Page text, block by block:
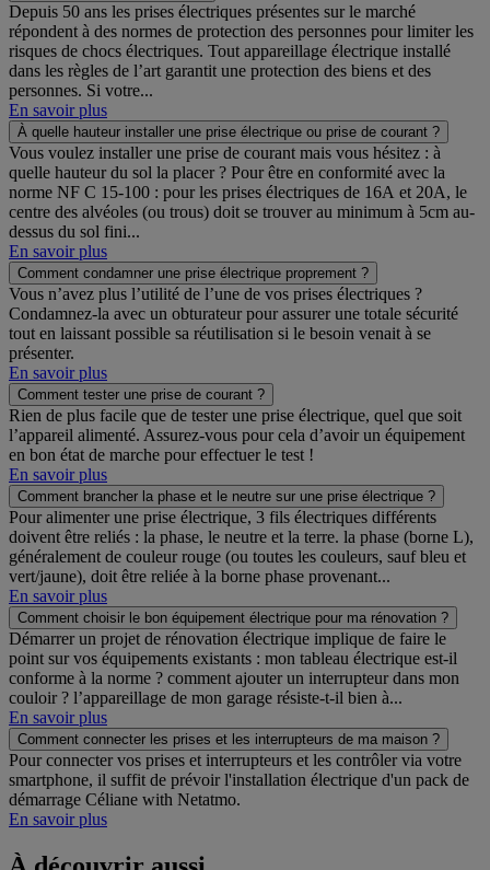
Depuis 50 ans les prises électriques présentes sur le marché
répondent à des normes de protection des personnes pour limiter les
risques de chocs électriques. Tout appareillage électrique installé
dans les règles de l’art garantit une protection des biens et des
personnes. Si votre...
En savoir plus
À quelle hauteur installer une prise électrique ou prise de courant ?
Vous voulez installer une prise de courant mais vous hésitez : à
quelle hauteur du sol la placer ? Pour être en conformité avec la
norme NF C 15-100 : pour les prises électriques de 16A et 20A, le
centre des alvéoles (ou trous) doit se trouver au minimum à 5cm au-
dessus du sol fini...
En savoir plus
Comment condamner une prise électrique proprement ?
Vous n’avez plus l’utilité de l’une de vos prises électriques ?
Condamnez-la avec un obturateur pour assurer une totale sécurité
tout en laissant possible sa réutilisation si le besoin venait à se
présenter.
En savoir plus
Comment tester une prise de courant ?
Rien de plus facile que de tester une prise électrique, quel que soit
l’appareil alimenté. Assurez-vous pour cela d’avoir un équipement
en bon état de marche pour effectuer le test !
En savoir plus
Comment brancher la phase et le neutre sur une prise électrique ?
Pour alimenter une prise électrique, 3 fils électriques différents
doivent être reliés : la phase, le neutre et la terre. la phase (borne L),
généralement de couleur rouge (ou toutes les couleurs, sauf bleu et
vert/jaune), doit être reliée à la borne phase provenant...
En savoir plus
Comment choisir le bon équipement électrique pour ma rénovation ?
Démarrer un projet de rénovation électrique implique de faire le
point sur vos équipements existants : mon tableau électrique est-il
conforme à la norme ? comment ajouter un interrupteur dans mon
couloir ? l’appareillage de mon garage résiste-t-il bien à...
En savoir plus
Comment connecter les prises et les interrupteurs de ma maison ?
Pour connecter vos prises et interrupteurs et les contrôler via votre
smartphone, il suffit de prévoir l'installation électrique d'un pack de
démarrage Céliane with Netatmo.
En savoir plus